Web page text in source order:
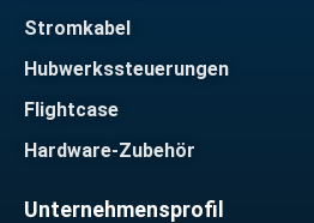
Stromkabel
Hubwerkssteuerungen
Flightcase
Hardware-Zubehör
Unternehmensprofil